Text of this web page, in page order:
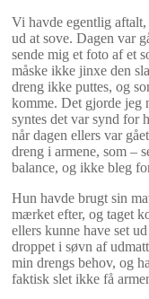
Vi havde egentlig
ud at sove. Dagen var
sende mig et foto af et
måske ikke jinxe den
dreng ikke puttes, og
komme. Det gjorde jeg
syntes det var synd for
når dagen ellers var
dreng i armene, som –
balance, og ikke bleg
Hun havde brugt sin
mærket efter, og taget
ellers kunne have set
droppet i søvn af
min drengs behov, og
faktisk slet ikke få